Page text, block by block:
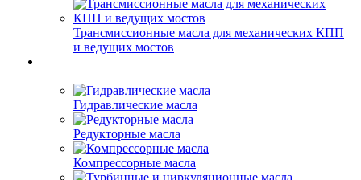
Трансмиссионные масла для механических КПП
и ведущих мостов
Гидравлические масла
Редукторные масла
Компрессорные масла